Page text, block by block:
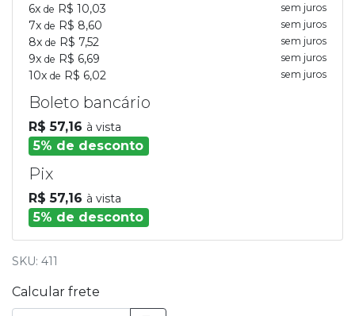
6x de R$ 10,03 sem juros
7x de R$ 8,60 sem juros
8x de R$ 7,52 sem juros
9x de R$ 6,69 sem juros
10x de R$ 6,02 sem juros
Boleto bancário
R$ 57,16 à vista
5% de desconto
Pix
R$ 57,16 à vista
5% de desconto
SKU: 411
Calcular frete